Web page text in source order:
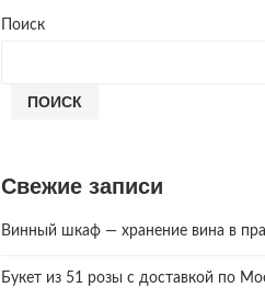
Поиск
ПОИСК
Свежие записи
Винный шкаф — хранение вина в
Букет из 51 розы с доставкой по